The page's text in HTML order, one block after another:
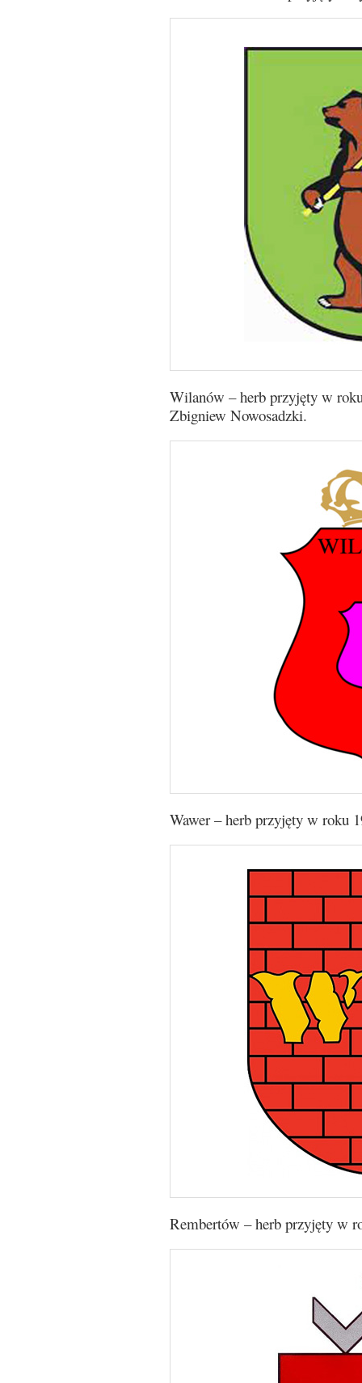
Wilanów – herb przyjęty w
Zbigniew Nowosadzki.
Wawer – herb przyjęty w roku
Rembertów – herb przyjęty w